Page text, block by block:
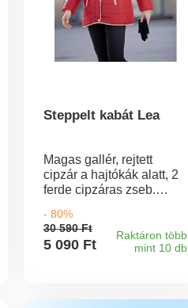
Steppelt kabát Lea
Magas gallér, rejtett
cipzár a hajtókák alatt, 2
ferde cipzáras zseb.
Mosógépben mosható
30°C-on.
- 80%
30 590 Ft
5 090 Ft
Raktáron több
mint 10 db